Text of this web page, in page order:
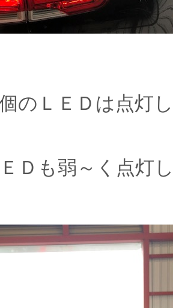
のＬＥＤは点灯
Ｄも弱～く点灯